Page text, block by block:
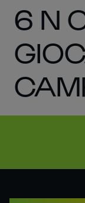
6 N